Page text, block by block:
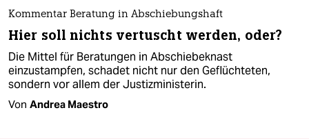
Kommentar Beratung in Abschiebungshaft
Hier soll nichts vertuscht werden, oder?
Die Mittel für Beratungen in Abschiebeknast
einzustampfen, schadet nicht nur den Geflüchteten,
sondern vor allem der Justizministerin.
Von Andrea Maestro